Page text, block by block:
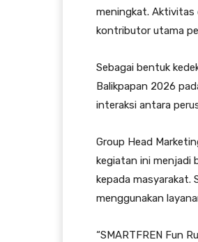
meningkat. Aktivitas
kontributor utama
Sebagai bentuk
Balikpapan 2026
interaksi antara
Group Head
kegiatan ini menjadi
kepada masyarakat.
menggunakan
“SMARTFREN Fun